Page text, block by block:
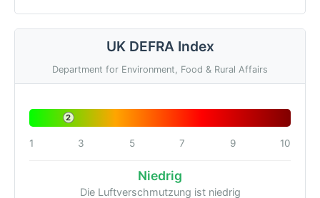
UK DEFRA Index
Department for Environment, Food & Rural Affairs
2
1 3 5 7 9 10
Niedrig
Die Luftverschmutzung ist niedrig